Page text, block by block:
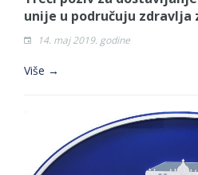
unije u područuju zdravlja
14. maj 2019. godine
Više →